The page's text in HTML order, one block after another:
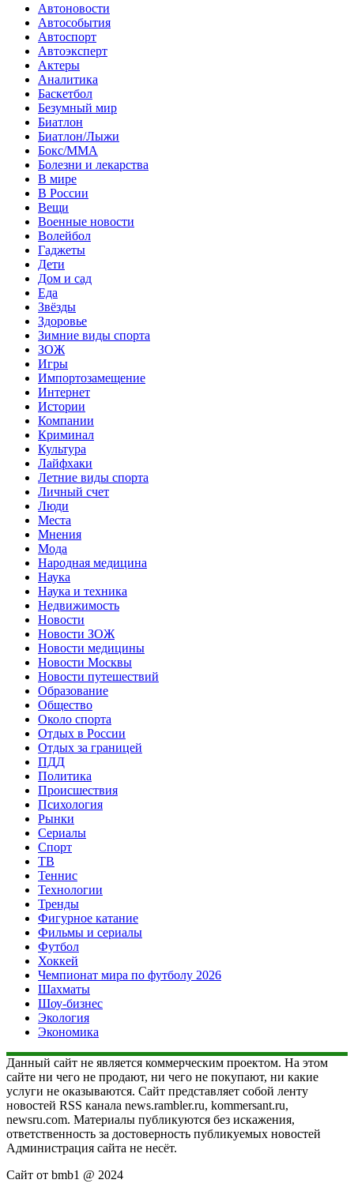
Автоновости
Автособытия
Автоспорт
Автоэксперт
Актеры
Аналитика
Баскетбол
Безумный мир
Биатлон
Биатлон/Лыжи
Бокс/MMA
Болезни и лекарства
В мире
В России
Вещи
Военные новости
Волейбол
Гаджеты
Дети
Дом и сад
Еда
Звёзды
Здоровье
Зимние виды спорта
ЗОЖ
Игры
Импортозамещение
Интернет
Истории
Компании
Криминал
Культура
Лайфхаки
Летние виды спорта
Личный счет
Люди
Места
Мнения
Мода
Народная медицина
Наука
Наука и техника
Недвижимость
Новости
Новости ЗОЖ
Новости медицины
Новости Москвы
Новости путешествий
Образование
Общество
Около спорта
Отдых в России
Отдых за границей
ПДД
Политика
Происшествия
Психология
Рынки
Сериалы
Спорт
ТВ
Теннис
Технологии
Тренды
Фигурное катание
Фильмы и сериалы
Футбол
Хоккей
Чемпионат мира по футболу 2026
Шахматы
Шоу-бизнес
Экология
Экономика
Данный сайт не является коммерческим проектом. На этом
сайте ни чего не продают, ни чего не покупают, ни какие
услуги не оказываются. Сайт представляет собой ленту
новостей RSS канала news.rambler.ru, kommersant.ru,
newsru.com. Материалы публикуются без искажения,
ответственность за достоверность публикуемых новостей
Администрация сайта не несёт.
Сайт от bmb1 @ 2024